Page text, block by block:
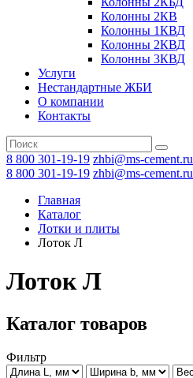
Колонны 2КВ
Колонны 1КВД
Колонны 2КВД
Колонны 3КВД
Услуги
Нестандартные ЖБИ
О компании
Контакты
8 800 301-19-19 zhbi@ms-cement.ru
8 800 301-19-19 zhbi@ms-cement.ru
Главная
Каталог
Лотки и плиты
Лоток Л
Лоток Л
Каталог товаров
Фильтр